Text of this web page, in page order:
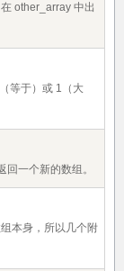
other_array 中出
等于）或 1（大
一个新的数组。
本身，所以几个附